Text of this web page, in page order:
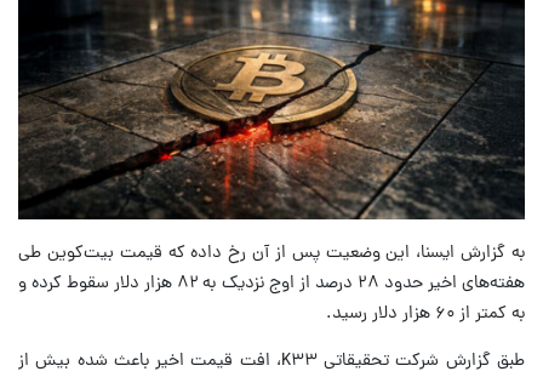
به گزارش ایسنا، این وضعیت پس از آن رخ داده که قیمت بیت‌کوین طی
هفته‌های اخیر حدود ۲۸ درصد از اوج نزدیک به ۸۲ هزار دلار سقوط کرده و
به کمتر از ۶۰ هزار دلار رسید.
طبق گزارش شرکت تحقیقاتی K۳۳، افت قیمت اخیر باعث شده بیش از